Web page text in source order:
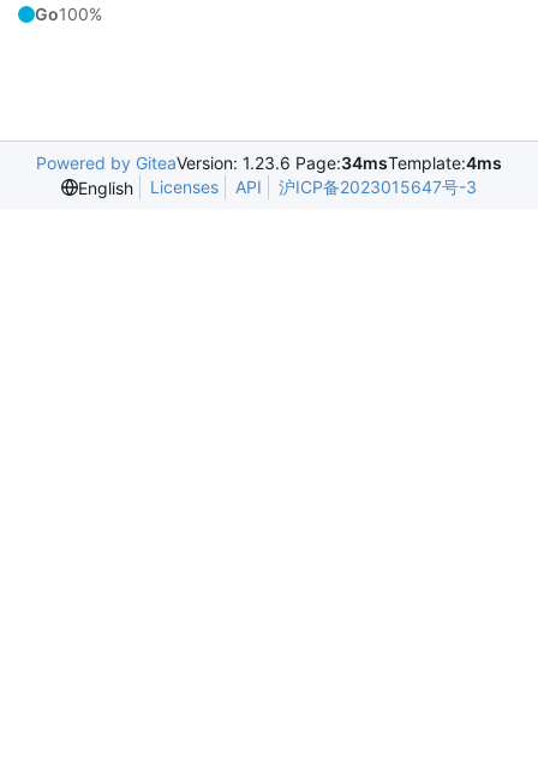
Go100%
Powered by GiteaVersion: 1.23.6 Page:34msTemplate:4ms
English
Licenses API 沪ICP备2023015647号-3